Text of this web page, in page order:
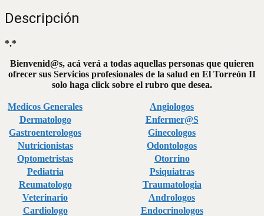
Descripción
*.*
Bienvenid@s, acá verá a todas aquellas personas que quieren
ofrecer sus Servicios profesionales de la salud en El Torreón II
solo haga click sobre el rubro que desea.
Medicos Generales
Angiologos
Dermatologo
Enfermer@S
Gastroenterologos
Ginecologos
Nutricionistas
Odontologos
Optometristas
Otorrino
Pediatria
Psiquiatras
Reumatologo
Traumatologia
Veterinario
Andrologos
Cardiologo
Endocrinologos